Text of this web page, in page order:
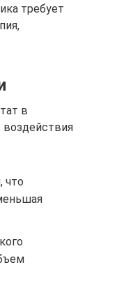
требует
в
воздействия
что